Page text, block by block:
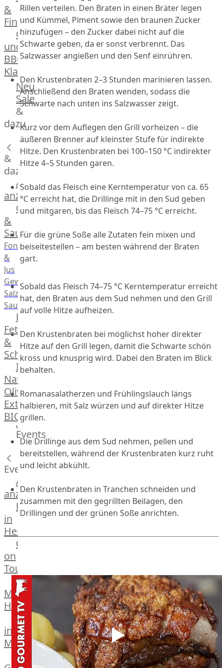
Manufaktur
Bratwurstsets
Toppings
Hackfleisch
Aufschnitt
&
Schinken
&
Fingerfood
Grill-
und
BBQ-
Klassiker
Beilagen
Brot
Brötchen
Burger
Buns
&
Hot
Dog
Brötchen
Desserts
Neu
Sale
&
dazu
&
dazu
Alle
anzeigen
Gewürze
&
Saucen
Fonds
&
Jus
Gewürze
Salz
Saucen
Butter,
Fett
&
Schmalz
ItalianBar
Natives
Olivenöl
Extra
BIO
Veggie
Hardware
Küchenhelfer
Grillgeräte
Beefer®
Gasgrills
Big
Green
Egg
Grill
Nesmuk
Berkel
Dry
Aging
Schrank
Bücher
Poster
Events
Events
Alle
anzeigen
Fleischkompetenz
in
Heinsberg
OTTO
on
Tour
Männer
Metzger
Heinsberg
Markthalle
in
Mönchengladbach
Weber®
Rillen verteilen. Den Braten in einen Bräter legen
und Kümmel, Piment sowie den braunen Zucker
hinzufügen – den Zucker dabei nicht auf die
Schwarte geben, da er sonst verbrennt. Das
Salzwasser angießen und den Senf einrühren.
Den Krustenbraten 2–3 Stunden marinieren lassen.
Anschließend den Braten wenden, sodass die
Schwarte nach unten ins Salzwasser zeigt.
Kurz vor dem Auflegen den Grill vorheizen – die
äußeren Brenner auf kleinster Stufe für indirekte
Hitze. Den Krustenbraten bei 100–150 °C indirekter
Hitze 4–5 Stunden garen.
Sobald das Fleisch eine Kerntemperatur von ca. 65
°C erreicht hat, die Drillinge mit in den Sud geben
und mitgaren, bis das Fleisch 74–75 °C erreicht.
Für die grüne Soße alle Zutaten fein mixen und
beiseitestellen – am besten während der Braten
gart.
Sobald das Fleisch 74–75 °C Kerntemperatur erreicht
hat, den Braten aus dem Sud nehmen und den Grill
auf volle Hitze aufheizen.
Den Krustenbraten bei möglichst hoher direkter
Hitze auf den Grill legen, damit die Schwarte schön
kross und knusprig wird. Dabei den Braten im Blick
behalten.
Romanasalatherzen und Frühlingslauch längs
halbieren, mit Salz würzen und auf direkter Hitze
grillen.
Die Drillinge aus dem Sud nehmen, pellen und
bereitstellen, während der Krustenbraten kurz ruht
und leicht abkühlt.
Den Krustenbraten in Tranchen schneiden und
zusammen mit den gegrillten Beilagen, den
Drillingen und der grünen Soße anrichten.